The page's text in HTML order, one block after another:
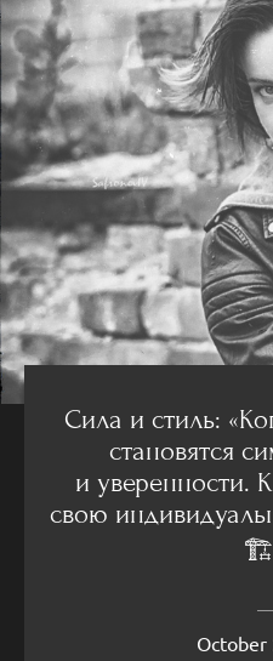
Сила и стиль:
становятся
и уверенности.
свою
October